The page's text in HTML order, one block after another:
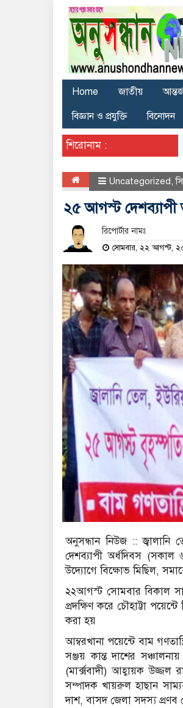
Home জাতীয়
বিজ্ঞান ও প্রযুক্তি
বিনোদন
শিরোনাম :
Uncategorized,
২৫ আগস্ট দেশব্যাপী
রিপোর্টার নামঃ
সোমবার, ২২ আগস্ট,
অনুসন্ধান নিউজ ::
দেশব্যাপী অর্ধদিবস (সকাল
উদ্যোগে বিক্ষোভ মিছিল,
২২আগস্ট সোমবার বিকাল
প্রদক্ষিণ করে চৌহাট্টা
করা হয়
আম্বরখানা পয়েন্টে বাম
সঞ্জয় কান্ত দাশের
(মার্ক্সবাদী) আহ্বায়ক
সম্পাদক খায়রুল হাছান
দাশ, বাসদ জেলা সদস্য